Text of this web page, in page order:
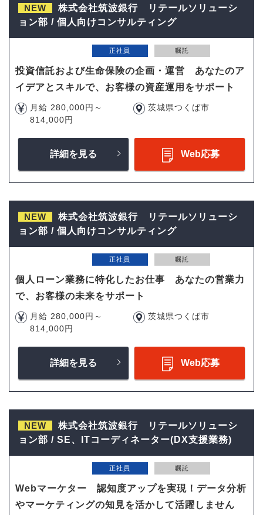
NEW
株式会社筑波銀行 リテールソリューシ
ョン部 / 個人向けコンサルティング
正社員 嘱託
投資信託および生命保険の企画・運営 あなたのア
イデアとスキルで、お客様の資産運用をサポート
月給 280,000円～
814,000円
茨城県つくば市
詳細を見る Web応募
NEW
株式会社筑波銀行 リテールソリューシ
ョン部 / 個人向けコンサルティング
正社員 嘱託
個人ローン業務に特化したお仕事 あなたの営業力
で、お客様の未来をサポート
月給 280,000円～
814,000円
茨城県つくば市
詳細を見る Web応募
NEW
株式会社筑波銀行 リテールソリューシ
ョン部 / SE、ITコーディネーター(DX支援業務)
正社員 嘱託
Webマーケター 認知度アップを実現！データ分析
やマーケティングの知見を活かして活躍しません